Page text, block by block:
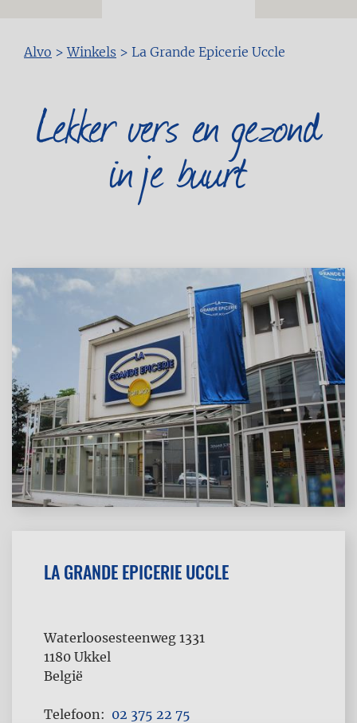
Kruimelpad
Alvo >Winkels > La Grande Epicerie Uccle
Lekker vers en gezond
in je buurt
LA GRANDE EPICERIE UCCLE
Waterloosesteenweg 1331
1180 Ukkel
België
Telefoon
02 375 22 75